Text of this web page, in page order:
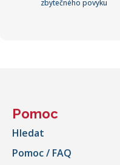
zbytečného povyku
Pomoc
Hledat
Pomoc / FAQ